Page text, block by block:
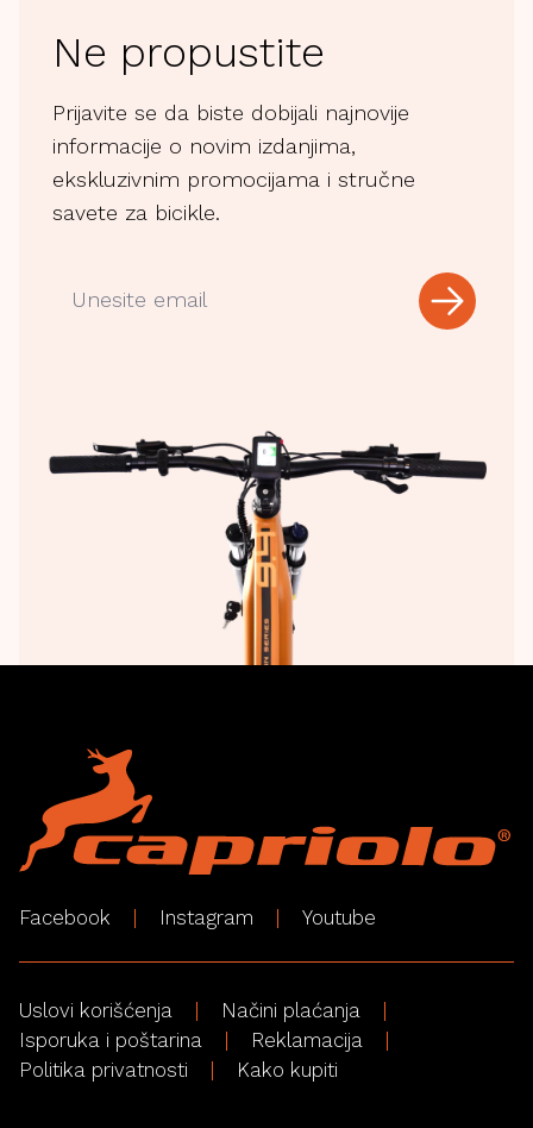
Ne propustite
Prijavite se da biste dobijali najnovije
informacije o novim izdanjima,
ekskluzivnim promocijama i stručne
savete za bicikle.
Facebook Instagram Youtube
Uslovi korišćenja
Načini plaćanja
Isporuka i poštarina
Reklamacija
Politika privatnosti
Kako kupiti